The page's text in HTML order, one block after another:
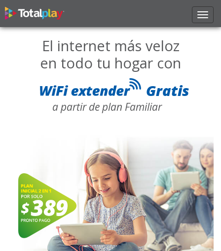
El internet más veloz
en todo tu hogar con
Gratis
a partir de plan Familiar